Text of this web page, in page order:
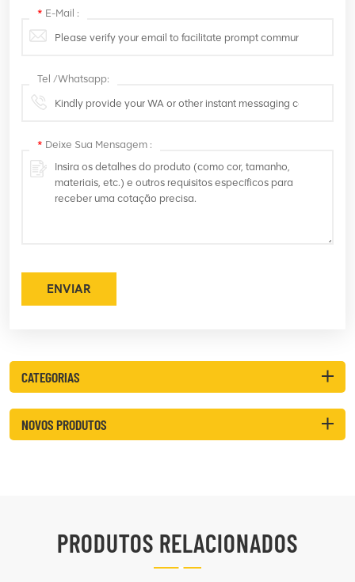
* E-Mail :
Tel /Whatsapp:
* Deixe Sua Mensagem :
ENVIAR
CATEGORIAS
NOVOS PRODUTOS
PRODUTOS RELACIONADOS